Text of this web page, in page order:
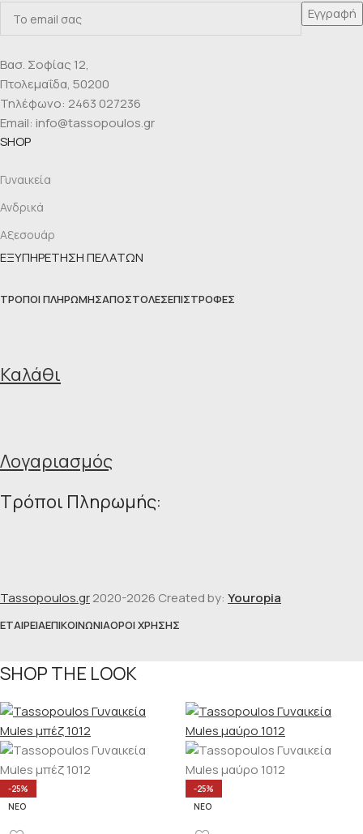
Βασ. Σοφίας 12,
Πτολεμαΐδα, 50200
Τηλέφωνο: 2463 027236
Email: info@tassopoulos.gr
SHOP
Γυναικεία
Ανδρικά
Αξεσουάρ
ΕΞΥΠΗΡΕΤΗΣΗ ΠΕΛΑΤΩΝ
ΤΡΌΠΟΙ ΠΛΗΡΩΜΉΣΑΠΟΣΤΟΛΈΣΕΠΙΣΤΡΟΦΈΣ
Καλάθι
Λογαριασμός
Τρόποι Πληρωμής:
Tassopoulos.gr2020-2026 Created by: Youropia
ΕΤΑΙΡΕΊΑΕΠΙΚΟΙΝΩΝΊΑΌΡΟΙ ΧΡΉΣΗΣ
SHOP THE LOOK
-25%
ΝΈΟ
-25%
ΝΈΟ